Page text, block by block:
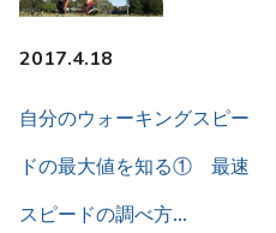
2017.4.18
自分のウォーキングスピー
ドの最大値を知る① 最速
スピードの調べ方…